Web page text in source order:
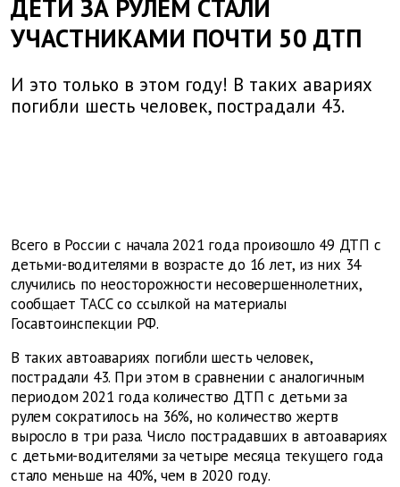
ДЕТИ ЗА РУЛЕМ СТАЛИ
УЧАСТНИКАМИ ПОЧТИ 50 ДТП
И это только в этом году! В таких авариях
погибли шесть человек, пострадали 43.
Всего в России с начала 2021 года произошло 49 ДТП с
детьми-водителями в возрасте до 16 лет, из них 34
случились по неосторожности несовершеннолетних,
сообщает ТАСС со ссылкой на материалы
Госавтоинспекции РФ.
В таких автоавариях погибли шесть человек,
пострадали 43. При этом в сравнении с аналогичным
периодом 2021 года количество ДТП с детьми за
рулем сократилось на 36%, но количество жертв
выросло в три раза. Число пострадавших в автоавариях
с детьми-водителями за четыре месяца текущего года
стало меньше на 40%, чем в 2020 году.